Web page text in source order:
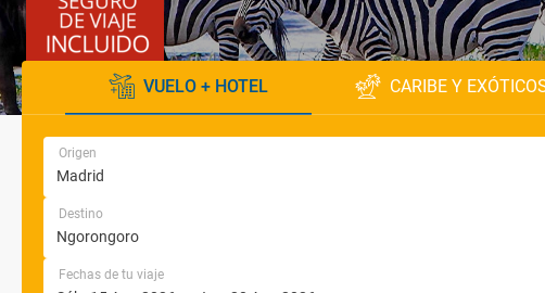
VUELO + HOTEL CARIBE Y
Origen
Destino
Fechas de tu viaje